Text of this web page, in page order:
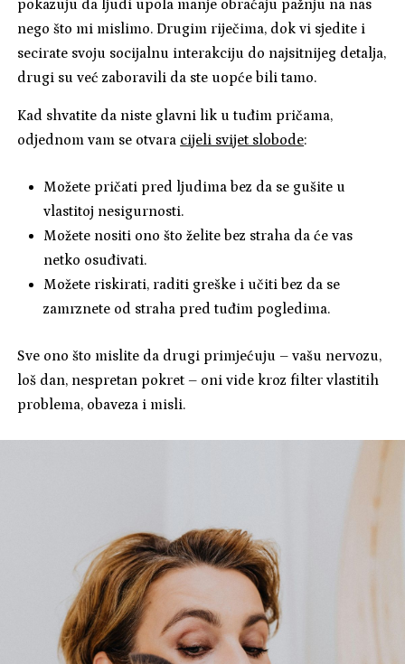
pokazuju da ljudi upola manje obraćaju pažnju na nas
nego što mi mislimo. Drugim riječima, dok vi sjedite i
secirate svoju socijalnu interakciju do najsitnijeg detalja,
drugi su već zaboravili da ste uopće bili tamo.
Kad shvatite da niste glavni lik u tuđim pričama,
odjednom vam se otvara cijeli svijet slobode:
Možete pričati pred ljudima bez da se gušite u
vlastitoj nesigurnosti.
Možete nositi ono što želite bez straha da će vas
netko osuđivati.
Možete riskirati, raditi greške i učiti bez da se
zamrznete od straha pred tuđim pogledima.
Sve ono što mislite da drugi primjećuju – vašu nervozu,
loš dan, nespretan pokret – oni vide kroz filter vlastitih
problema, obaveza i misli.